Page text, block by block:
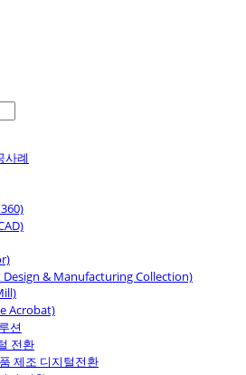
사례
Design & Manufacturing Collection)
Acrobat)
션
전환
제조 디지털전환